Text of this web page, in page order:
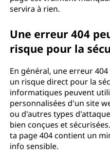
servira à rien.
Une erreur 404
risque pour la
En général, une erreur
un risque direct pour la
informatiques peuvent
personnalisées d'un site
ou d'autres types
bien conçues et
ta page 404 contient un
info sensible.